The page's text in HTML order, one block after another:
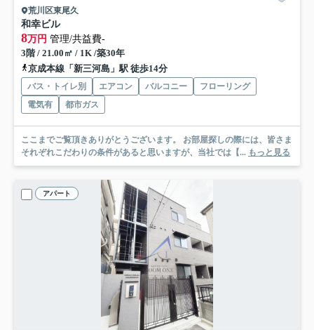
荒川区東尾久
和幸ビル
8万円 管理/共益費-
3階 / 21.00㎡ / 1K /築30年
京成本線「新三河島」駅 徒歩14分
バス・トイレ別 エアコン バルコニー
フローリング
電気有
都市ガス
ここまでご覧頂きありがとうございます。 お部屋探しの際には、皆さま
それぞれこだわりの条件があると思いますが、当社では【... もっと見る
アパート